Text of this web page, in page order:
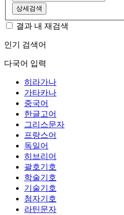
상세검색
결과 내 재검색
인기 검색어
다국어 입력
히라가나
가타카나
중국어
한글고어
그리스문자
프랑스어
독일어
히브리어
괄호기호
학술기호
기술기호
첨자기호
라틴문자